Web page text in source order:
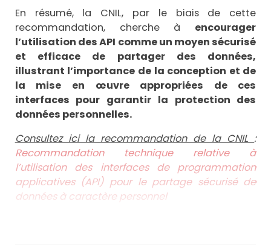
En résumé, la CNIL, par le biais de cette
recommandation, cherche à encourager
l’utilisation des API comme un moyen sécurisé
et efficace de partager des données,
illustrant l’importance de la conception et de
la mise en œuvre appropriées de ces
interfaces pour garantir la protection des
données personnelles.
Consultez ici la recommandation de la CNIL :
Recommandation technique relative à
l’utilisation des interfaces de programmation
applicatives (API) pour le partage sécurisé de
données à caractère personnel